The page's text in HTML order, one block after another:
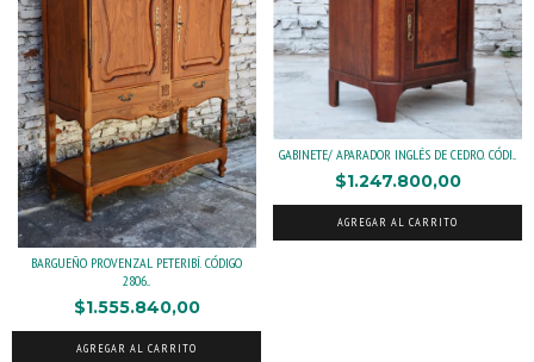
BARGUEÑO PROVENZAL PETERIBÍ. CÓDIGO
2806...
$1.555.840,00
AGREGAR AL CARRITO
GABINETE/ APARADOR INGLÉS DE CEDRO. CÓDI...
$1.247.800,00
AGREGAR AL CARRITO